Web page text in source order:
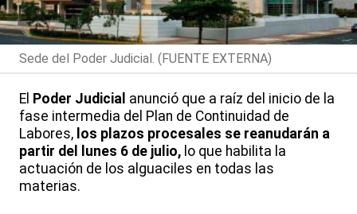
Sede del Poder Judicial. (FUENTE EXTERNA)
El Poder Judicial anunció que a raíz del inicio de la
fase intermedia del Plan de Continuidad de
Labores, los plazos procesales se reanudarán a
partir del lunes 6 de julio, lo que habilita la
actuación de los alguaciles en todas las
materias.